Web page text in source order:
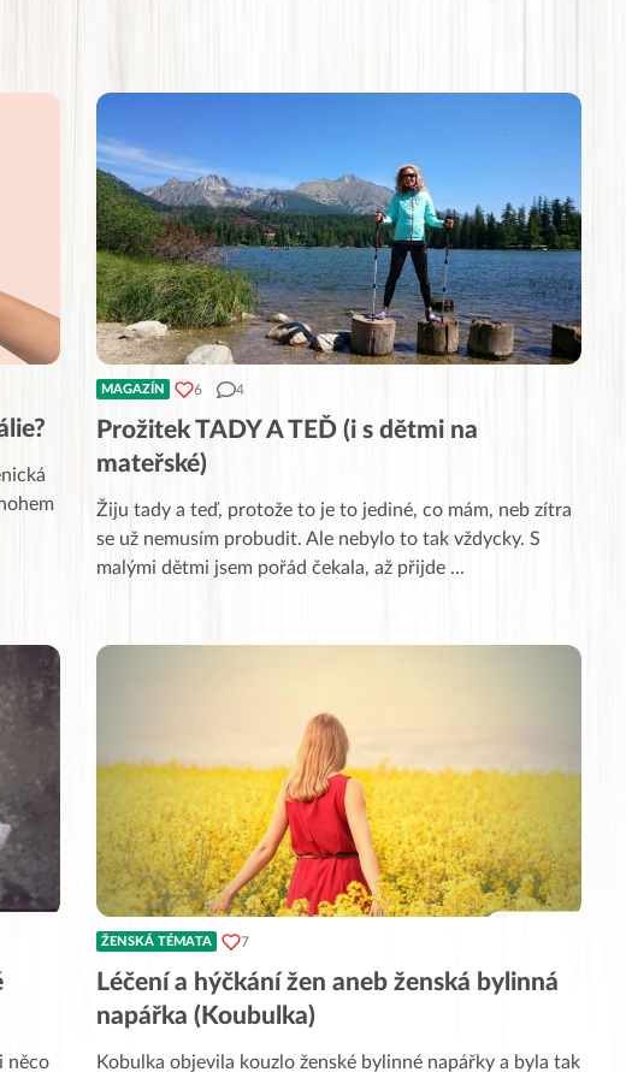
MAGAZÍN 6 4
Prožitek TADY A TEĎ (i s dětmi na
mateřské)
Žiju tady a teď, protože to je to jediné, co mám, neb zítra
se už nemusím probudit. Ale nebylo to tak vždycky. S
malými dětmi jsem pořád čekala, až přijde ...
něco
ŽENSKÁ TÉMATA 7
Léčení a hýčkání žen aneb ženská bylinná
napářka (Koubulka)
Kobulka objevila kouzlo ženské bylinné napářky a byla tak